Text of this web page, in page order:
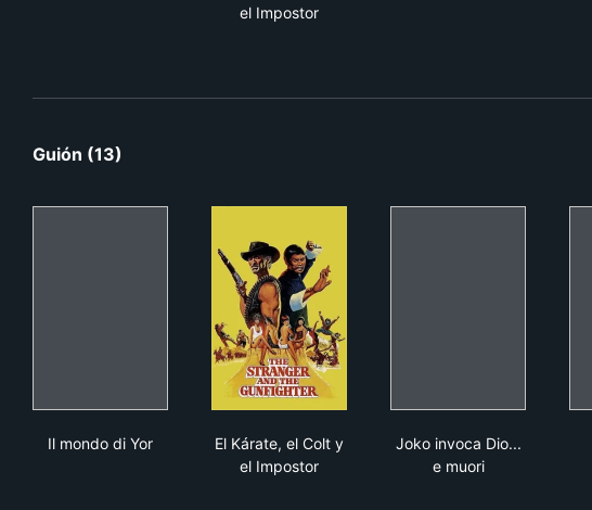
el Impostor
Guión (13)
Il mondo di Yor
El Kárate, el Colt y
el Impostor
Joko invoca Dio...
e muori